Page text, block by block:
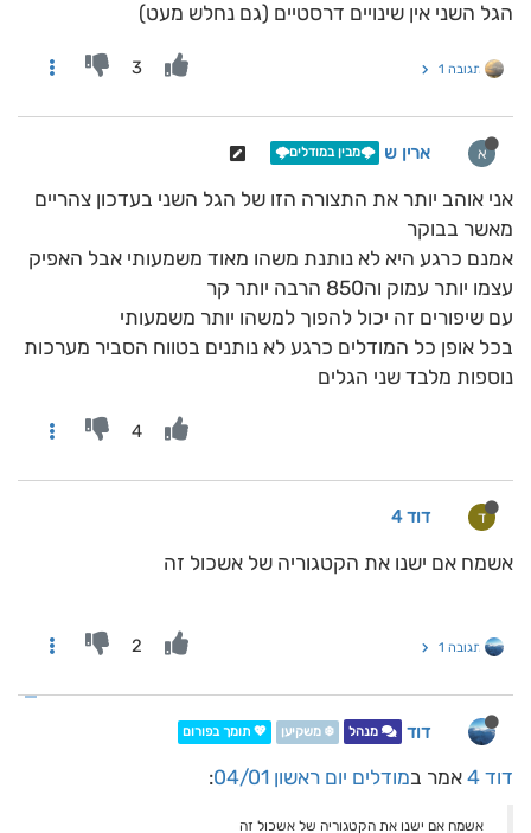
הגל השני אין שינויים דרסטיים (גם נחלש מעט)
תגובה 1 3
א ארין ש 🌩️מבין במודלים🌩️
אני אוהב יותר את התצורה הזו של הגל השני בעדכון צהריים
מאשר בבוקר
אמנם כרגע היא לא נותנת משהו מאוד משמעותי אבל האפיק
עצמו יותר עמוק וה850 הרבה יותר קר
עם שיפורים זה יכול להפוך למשהו יותר משמעותי
בכל אופן כל המודלים כרגע לא נותנים בטווח הסביר מערכות
נוספות מלבד שני הגלים
4
ד דוד 4
אשמח אם ישנו את הקטגוריה של אשכול זה
תגובה 1 2
דוד מנהל ❄️ משקיען 💖 תומך בפורום
דוד 4 אמר במודלים יום ראשון 04/01 :
אשמח אם ישנו את הקטגוריה של אשכול זה